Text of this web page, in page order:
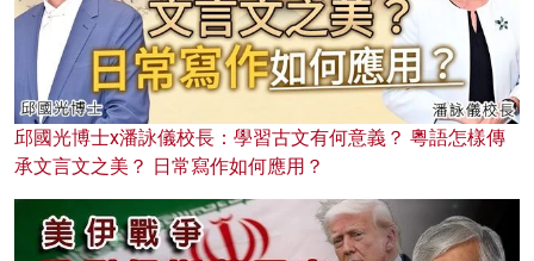
邱國光博士x潘詠儀校長：學習古文有何意義？ 粵語怎樣傳
承文言文之美？ 日常寫作如何應用？